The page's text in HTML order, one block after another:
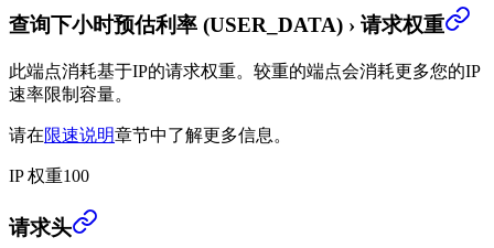
查询下小时预估利率 (USER_DATA) › 请求权重
此端点消耗基于IP的请求权重。较重的端点会消耗更多您的IP
速率限制容量。
请在限速说明章节中了解更多信息。
IP 权重100
查询下小时预估利率 (USER_DATA)
请求头